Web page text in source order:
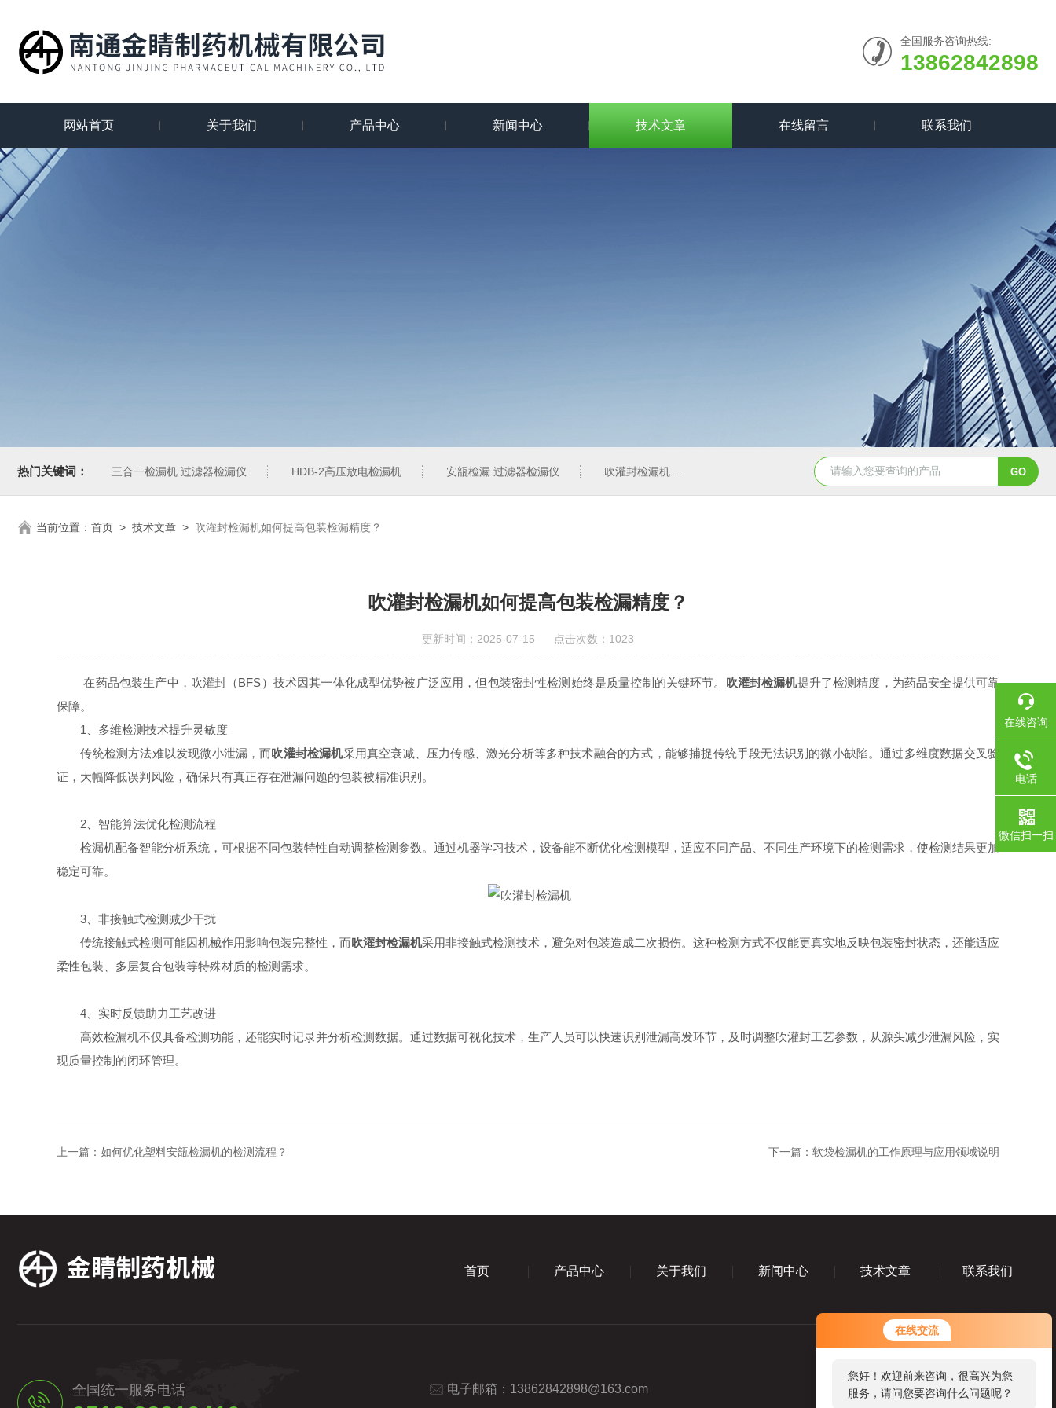
在线交流
您好！欢迎前来咨询，很高兴为您
服务，请问您要咨询什么问题呢？
全国服务咨询热线:
13862842898
网站首页 关于我们 产品中心 新闻中心 技术文章 在线留言 联系我们
热门关键词： 三合一检漏机 过滤器检漏仪 HDB-2高压放电检漏机 安瓿检漏 过滤器检漏仪 吹灌封检漏机 过滤器检漏仪 塑瓶检漏机 过滤器检漏仪 玻璃安瓿电子检漏
当前位置： 首页 > 技术文章 > 吹灌封检漏机如何提高包装检漏精度？
吹灌封检漏机如何提高包装检漏精度？
更新时间：2025-07-15 点击次数：1023
在药品包装生产中，吹灌封（BFS）技术因其一体化成型优势被广泛应用，但包装密封性检测始终是质量控制的关键环节。 吹灌封检漏机提升了检测精度，为药品安全提供可靠
保障。
1、​​多维检测技术提升灵敏度​​
传统检测方法难以发现微小泄漏，而吹灌封检漏机采用真空衰减、压力传感、激光分析等多种技术融合的方式，能够捕捉传统手段无法识别的微小缺陷。通过多维度数据交叉验
证，大幅降低误判风险，确保只有真正存在泄漏问题的包装被精准识别。
​​2、智能算法优化检测流程​​
检漏机配备智能分析系统，可根据不同包装特性自动调整检测参数。通过机器学习技术，设备能不断优化检测模型，适应不同产品、不同生产环境下的检测需求，使检测结果更加
稳定可靠。
​​3、非接触式检测减少干扰​​
传统接触式检测可能因机械作用影响包装完整性，而吹灌封检漏机采用非接触式检测技术，避免对包装造成二次损伤。这种检测方式不仅能更真实地反映包装密封状态，还能适应
柔性包装、多层复合包装等特殊材质的检测需求。
​​4、实时反馈助力工艺改进​​
高效检漏机不仅具备检测功能，还能实时记录并分析检测数据。通过数据可视化技术，生产人员可以快速识别泄漏高发环节，及时调整吹灌封工艺参数，从源头减少泄漏风险，实
现质量控制的闭环管理。
上一篇： 如何优化塑料安瓿检漏机的检测流程？ 下一篇： 软袋检漏机的工作原理与应用领域说明
首页 产品中心 关于我们 新闻中心 技术文章 联系我们
全国统一服务电话 电子邮箱： 13862842898@163.com
在线咨询
电话
微信扫一扫